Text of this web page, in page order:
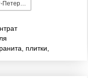
плитки,